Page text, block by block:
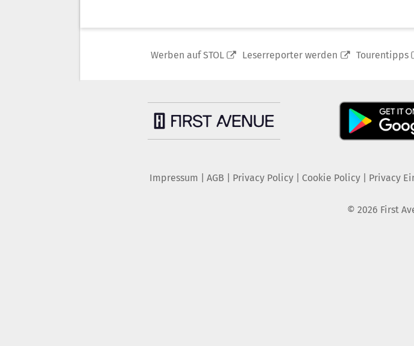
Werben auf STOL Leserreporter werden Tourentipps
Impressum AGB Privacy Policy| Cookie Policy| Privacy
© 2026 First